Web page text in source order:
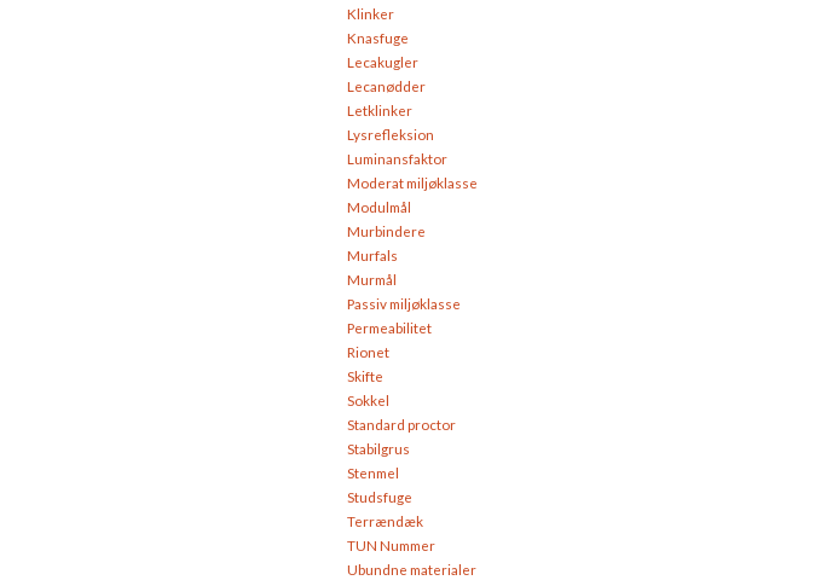
Klinker
Knasfuge
Lecakugler
Lecanødder
Letklinker
Lysrefleksion
Luminansfaktor
Moderat miljøklasse
Modulmål
Murbindere
Murfals
Murmål
Passiv miljøklasse
Permeabilitet
Rionet
Skifte
Sokkel
Standard proctor
Stabilgrus
Stenmel
Studsfuge
Terrændæk
TUN Nummer
Ubundne materialer